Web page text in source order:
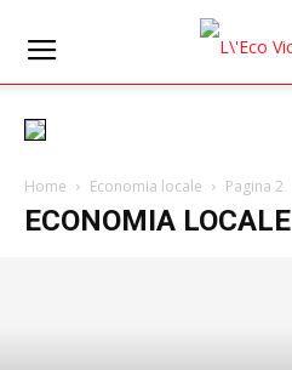
Home Economia locale Pagina 2
ECONOMIA LOCALE